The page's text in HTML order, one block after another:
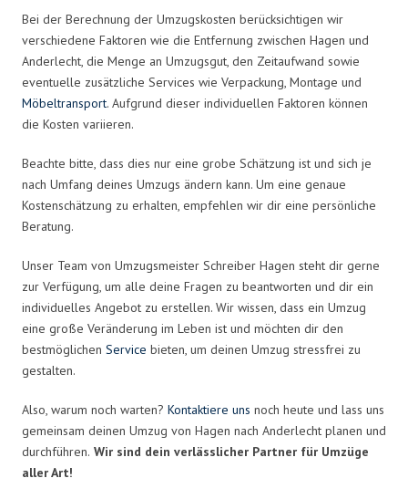
Bei der Berechnung der Umzugskosten berücksichtigen wir
verschiedene Faktoren wie die Entfernung zwischen Hagen und
Anderlecht, die Menge an Umzugsgut, den Zeitaufwand sowie
eventuelle zusätzliche Services wie Verpackung, Montage und
Möbeltransport. Aufgrund dieser individuellen Faktoren können
die Kosten variieren.
Beachte bitte, dass dies nur eine grobe Schätzung ist und sich je
nach Umfang deines Umzugs ändern kann. Um eine genaue
Kostenschätzung zu erhalten, empfehlen wir dir eine persönliche
Beratung.
Unser Team von Umzugsmeister Schreiber Hagen steht dir gerne
zur Verfügung, um alle deine Fragen zu beantworten und dir ein
individuelles Angebot zu erstellen. Wir wissen, dass ein Umzug
eine große Veränderung im Leben ist und möchten dir den
bestmöglichen Service bieten, um deinen Umzug stressfrei zu
gestalten.
Also, warum noch warten? Kontaktiere uns noch heute und lass uns
gemeinsam deinen Umzug von Hagen nach Anderlecht planen und
durchführen. Wir sind dein verlässlicher Partner für Umzüge
aller Art!